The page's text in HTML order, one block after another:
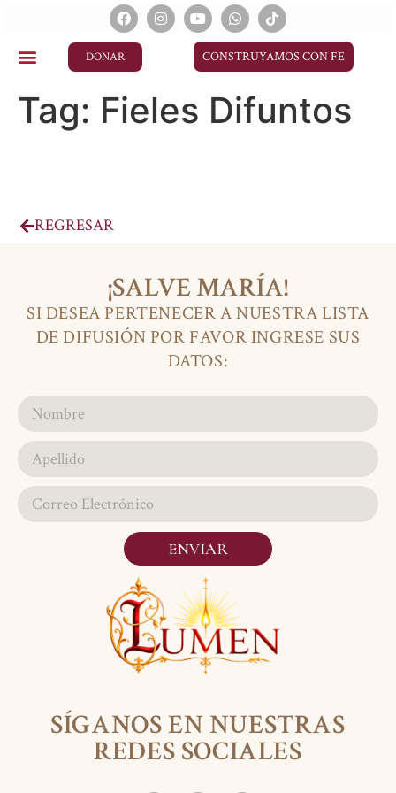
DONAR CONSTRUYAMOS CON FE
Tag: Fieles Difuntos
REGRESAR
SÍGANOS EN NUESTRAS
REDES SOCIALES
¡SALVE MARÍA!
SI DESEA PERTENECER A NUESTRA LISTA
DE DIFUSIÓN POR FAVOR INGRESE SUS
DATOS:
ENVIAR